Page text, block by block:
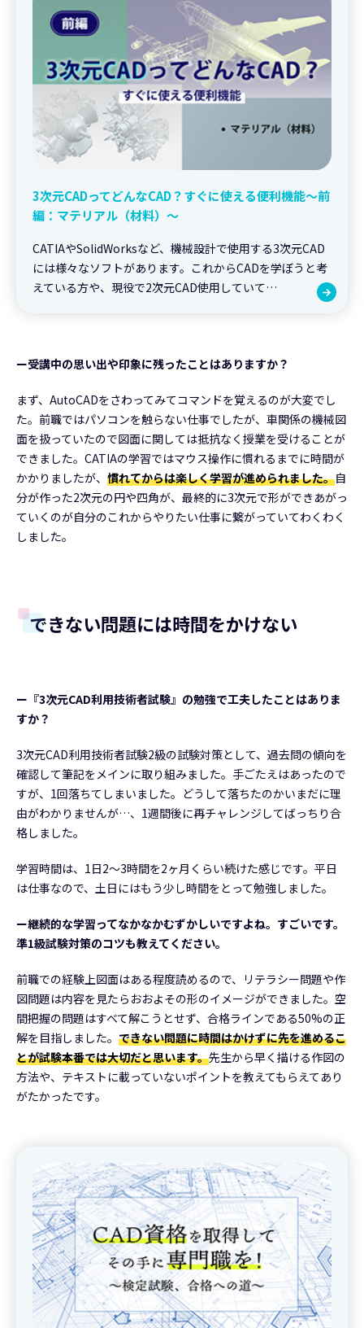
3次元CADってどんなCAD？すぐに使える便利機能～前
編：マテリアル（材料）～
CATIAやSolidWorksなど、機械設計で使用する3次元CAD
には様々なソフトがあります。これからCADを学ぼうと考
えている方や、現役で2次元CAD使用していて…
ー受講中の思い出や印象に残ったことはありますか？
まず、AutoCADをさわってみてコマンドを覚えるのが大変でし
た。前職ではパソコンを触らない仕事でしたが、車関係の機械図
面を扱っていたので図面に関しては抵抗なく授業を受けることが
できました。CATIAの学習ではマウス操作に慣れるまでに時間が
かかりましたが、 慣れてからは楽しく学習が進められました。自
分が作った2次元の円や四角が、最終的に3次元で形ができあがっ
ていくのが自分のこれからやりたい仕事に繋がっていてわくわく
しました。
できない問題には時間をかけない
ー『3次元CAD利用技術者試験』の勉強で工夫したことはありま
すか？
3次元CAD利用技術者試験2級の試験対策として、過去問の傾向を
確認して筆記をメインに取り組みました。手ごたえはあったので
すが、1回落ちてしまいました。どうして落ちたのかいまだに理
由がわかりませんが…、1週間後に再チャレンジしてばっちり合
格しました。
学習時間は、1日2～3時間を2ヶ月くらい続けた感じです。平日
は仕事なので、土日にはもう少し時間をとって勉強しました。
ー継続的な学習ってなかなかむずかしいですよね。すごいです。
準1級試験対策のコツも教えてください。
前職での経験上図面はある程度読めるので、リテラシー問題や作
図問題は内容を見たらおおよその形のイメージができました。空
間把握の問題はすべて解こうとせず、合格ラインである50%の正
解を目指しました。 できない問題に時間はかけずに先を進めるこ
とが試験本番では大切だと思います。先生から早く描ける作図の
方法や、テキストに載っていないポイントを教えてもらえてあり
がたかったです。